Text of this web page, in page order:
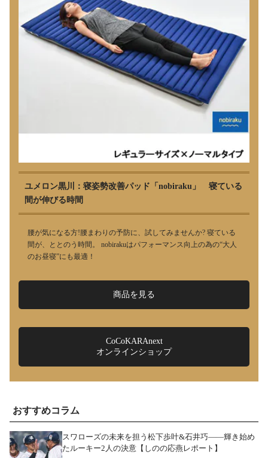
ユメロン黒川：寝姿勢改善パッド「nobiraku」 寝ている
間が伸びる時間
腰が気になる方!腰まわりの予防に、試してみませんか? 寝ている
間が、ととのう時間。 nobirakuはパフォーマンス向上の為の“大人
のお昼寝”にも最適！
商品を見る
CoCoKARAnext
オンラインショップ
おすすめコラム
スワローズの未来を担う松下歩叶&石井巧――輝き始め
たルーキー2人の決意【しのの応燕レポート】